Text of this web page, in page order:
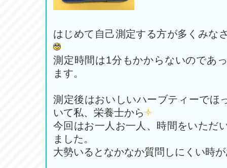
はじめて自己測定する方が多くみな
測定時間は1分もかからないのであ
ます。
測定後はおいしいハーブティーでほ
いて私、栄養士から
今回はお一人お一人、時間をいただ
ました。
大勢いるとなかなか質問しにくい時